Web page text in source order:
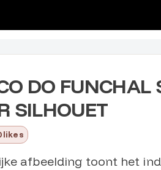
DO FUNCHAL
SILHOUET
likes
afbeelding toont het